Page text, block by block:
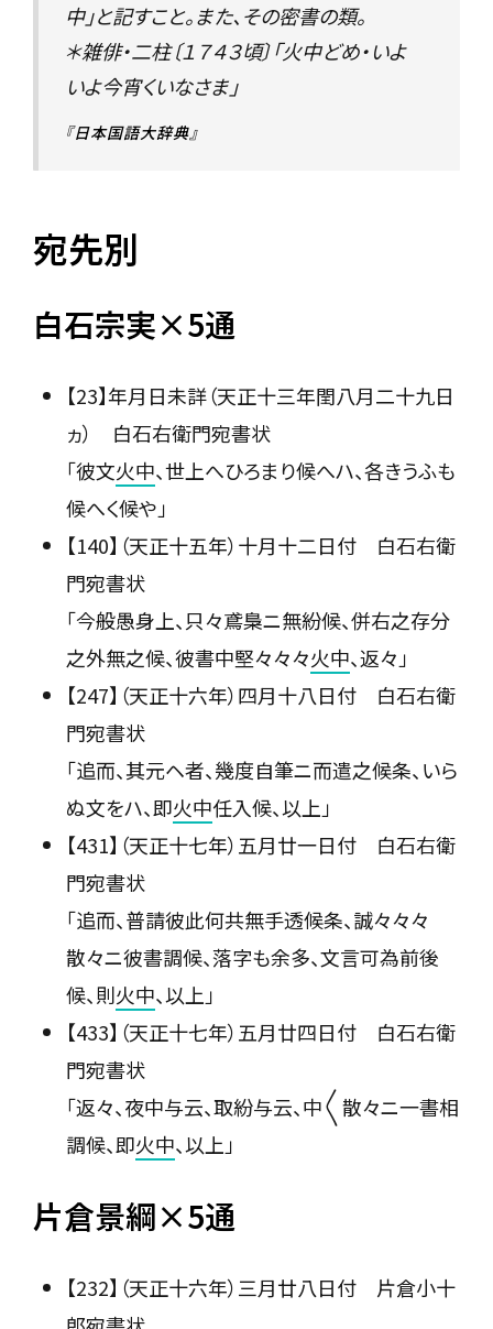
中」と記すこと。また、その密書の類。
＊雑俳・二柱〔１７４３頃〕「火中どめ・いよ
いよ今宵くいなさま」
『日本国語大辞典』
宛先別
白石宗実×5通
【23】年月日未詳（天正十三年閏八月二十九日
ヵ） 白石右衛門宛書状
「彼文火中、世上へひろまり候へハ、各きうふも
候へく候や」
【140】（天正十五年）十月十二日付 白石右衛
門宛書状
「今般愚身上、只々鳶梟ニ無紛候、併右之存分
之外無之候、彼書中堅々々々火中、返々」
【247】（天正十六年）四月十八日付 白石右衛
門宛書状
「追而、其元ヘ者、幾度自筆ニ而遣之候条、いら
ぬ文をハ、即火中任入候、以上」
【431】（天正十七年）五月廿一日付 白石右衛
門宛書状
「追而、普請彼此何共無手透候条、誠々々々
散々ニ彼書調候、落字も余多、文言可為前後
候、則火中、以上」
【433】（天正十七年）五月廿四日付 白石右衛
門宛書状
「返々、夜中与云、取紛与云、中〳〵散々ニ一書相
調候、即火中、以上」
片倉景綱×5通
【232】（天正十六年）三月廿八日付 片倉小十